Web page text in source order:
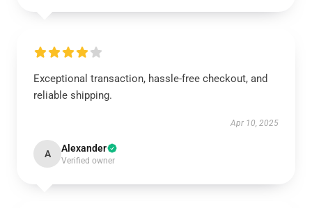
Exceptional transaction, hassle-free checkout, and
reliable shipping.
Apr 10, 2025
A Alexander
Verified owner